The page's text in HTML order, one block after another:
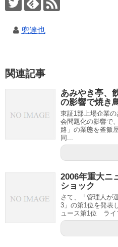
兜達也
関連記事
あみやき亭、
の影響で焼き
東証1部上場企業
会問題化の影響で
路」の業態を釜飯
同...
2006年重大
ショック
さて、「管理人が
3」の第1位を発表
ュース第1位 ライ